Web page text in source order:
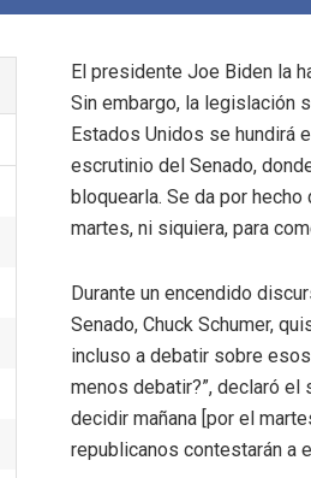
El presidente Joe Biden la
Sin embargo, la legislación
Estados Unidos se hundirá
escrutinio del Senado,
bloquearla. Se da por
martes, ni siquiera, para
Durante un encendido
Senado, Chuck Schumer,
incluso a debatir sobre
menos debatir?”, declaró el
decidir mañana [por el
republicanos contestarán a